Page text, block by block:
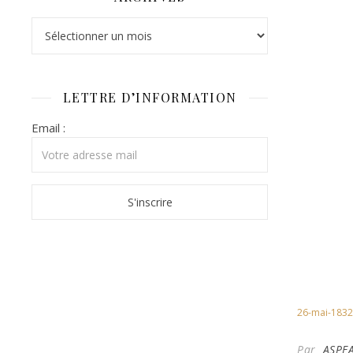
LETTRE D’INFORMATION
Email :
26-mai-1832
Par